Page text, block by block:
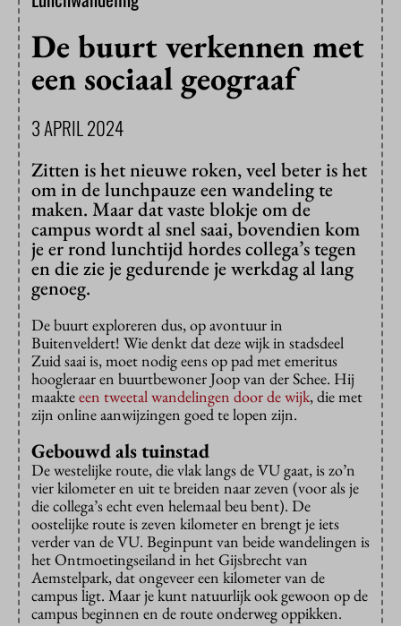
De buurt verkennen met
een sociaal geograaf
3 APRIL 2024
Zitten is het nieuwe roken, veel beter is het
om in de lunchpauze een wandeling te
maken. Maar dat vaste blokje om de
campus wordt al snel saai, bovendien kom
je er rond lunchtijd hordes collega’s tegen
en die zie je gedurende je werkdag al lang
genoeg.
De buurt exploreren dus, op avontuur in
Buitenveldert! Wie denkt dat deze wijk in stadsdeel
Zuid saai is, moet nodig eens op pad met emeritus
hoogleraar en buurtbewoner Joop van der Schee. Hij
maakteeen tweetal wandelingen door de wijk, die met
zijn online aanwijzingen goed te lopen zijn.
Gebouwd als tuinstad
De westelijke route, die vlak langs de VU gaat, is zo’n
vier kilometer en uit te breiden naar zeven (voor als je
die collega’s echt even helemaal beu bent). De
oostelijke route is zeven kilometer en brengt je iets
verder van de VU. Beginpunt van beide wandelingen is
het Ontmoetingseiland in het Gijsbrecht van
Aemstelpark, dat ongeveer een kilometer van de
campus ligt. Maar je kunt natuurlijk ook gewoon op de
campus beginnen en de route onderweg oppikken.